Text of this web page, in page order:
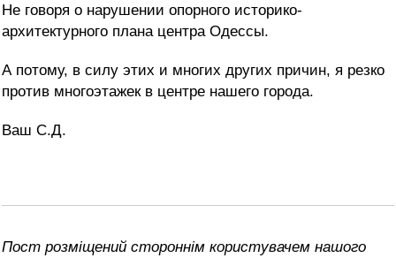
Не говоря о нарушении опорного историко-
архитектурного плана центра Одессы.
А потому, в силу этих и многих других причин, я резко
против многоэтажек в центре нашего города.
Ваш С.Д.
Пост розміщений стороннім користувачем нашого